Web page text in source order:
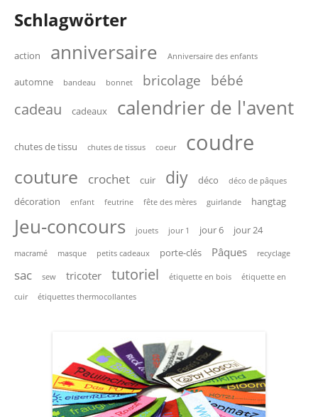
Schlagwörter
action anniversaire Anniversaire des enfants
automne bandeau bonnet bricolage bébé
cadeau cadeaux calendrier de l'avent
chutes de tissu chutes de tissus coeur coudre
couture crochet cuir diy déco déco de pâques
décoration enfant feutrine fête des mères guirlande hangtag
Jeu-concours jouets jour 1 jour 6 jour 24
macramé masque petits cadeaux porte-clés Pâques recyclage
sac sew tricoter tutoriel étiquette en bois
étiquette en
cuir
étiquettes thermocollantes